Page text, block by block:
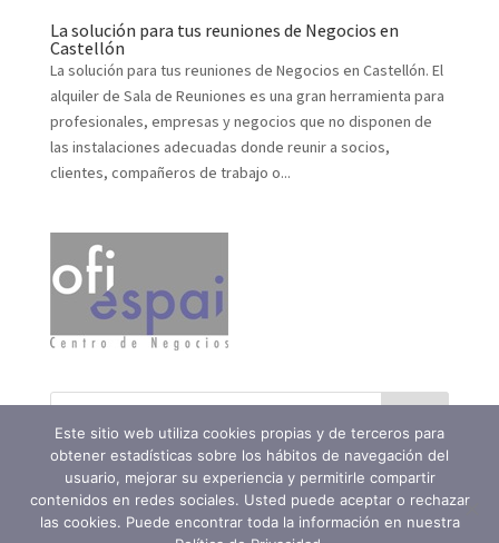
La solución para tus reuniones de Negocios en
Castellón
La solución para tus reuniones de Negocios en Castellón. El
alquiler de Sala de Reuniones es una gran herramienta para
profesionales, empresas y negocios que no disponen de
las instalaciones adecuadas donde reunir a socios,
clientes, compañeros de trabajo o...
Ofiespai Centro de Negocios SLU - 964201476 -
Este sitio web utiliza cookies propias y de terceros para
obtener estadísticas sobre los hábitos de navegación del
usuario, mejorar su experiencia y permitirle compartir
contenidos en redes sociales. Usted puede aceptar o rechazar
las cookies. Puede encontrar toda la información en nuestra